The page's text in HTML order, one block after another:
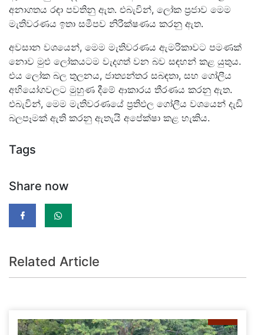
අනාගතය රඳා පවතිනු ඇත. එබැවින්, ලෝක ප්‍රජාව මෙම
මැතිවරණය ඉතා සමීපව නිරීක්ෂණය කරනු ඇත.
අවසාන වශයෙන්, මෙම මැතිවරණය ඇමරිකාවට පමණක්
නොව මුළු ලෝකයටම වැදගත් වන බව සඳහන් කළ යුතුය.
එය ලෝක බල තුලනය, ජාත්‍යන්තර සබඳතා, සහ ගෝලීය
අභියෝගවලට මුහුණ දීමේ ආකාරය තීරණය කරනු ඇත.
එබැවින්, මෙම මැතිවරණයේ ප්‍රතිඵල ගෝලීය වශයෙන් දැඩි
බලපෑමක් ඇති කරනු ඇතැයි අපේක්ෂා කළ හැකිය.
Tags
Share now
Related Article